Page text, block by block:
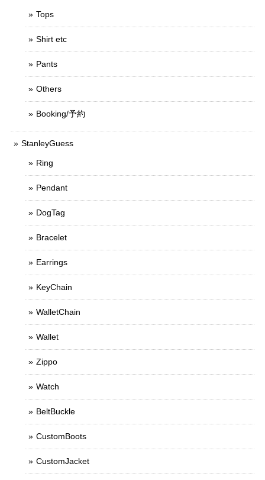
Tops
Shirt etc
Pants
Others
Booking/予約
StanleyGuess
Ring
Pendant
DogTag
Bracelet
Earrings
KeyChain
WalletChain
Wallet
Zippo
Watch
BeltBuckle
CustomBoots
CustomJacket